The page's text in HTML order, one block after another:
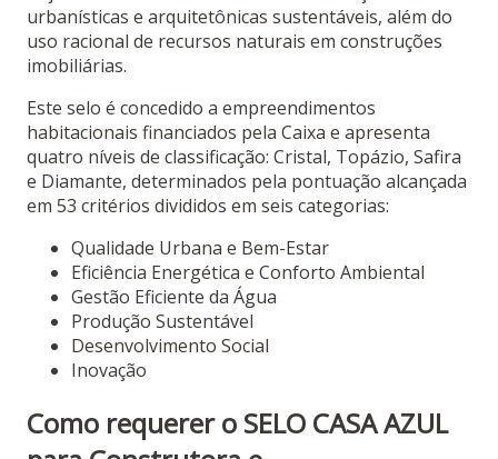
urbanísticas e arquitetônicas sustentáveis, além do
uso racional de recursos naturais em construções
imobiliárias.
Este selo é concedido a empreendimentos
habitacionais financiados pela Caixa e apresenta
quatro níveis de classificação: Cristal, Topázio, Safira
e Diamante, determinados pela pontuação alcançada
em 53 critérios divididos em seis categorias:
Qualidade Urbana e Bem-Estar
Eficiência Energética e Conforto Ambiental
Gestão Eficiente da Água
Produção Sustentável
Desenvolvimento Social
Inovação
Como requerer o SELO CASA AZUL